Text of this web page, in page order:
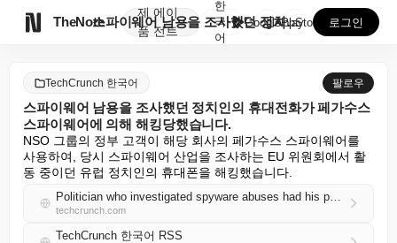
TheNote
제
품
에이
전트
스파이웨어 남용을 조사했던 정치인의 휴대전화가 페가수스...
한
국
어
GooglePlay
AppStore 로그인
TechCrunch 한국어 팔로우
스파이웨어 남용을 조사했던 정치인의 휴대전화가 페가수스
스파이웨어에 의해 해킹당했습니다.
NSO 그룹의 정부 고객이 해당 회사의 페가수스 스파이웨어를
사용하여, 당시 스파이웨어 산업을 조사하는 EU 위원회에서 활
동 중이던 유럽 정치인의 휴대폰을 해킹했습니다.
Politician who investigated spyware abuses had his phone hacked with Pegasus spyware
techcrunch.com
TechCrunch 한국어 RSS